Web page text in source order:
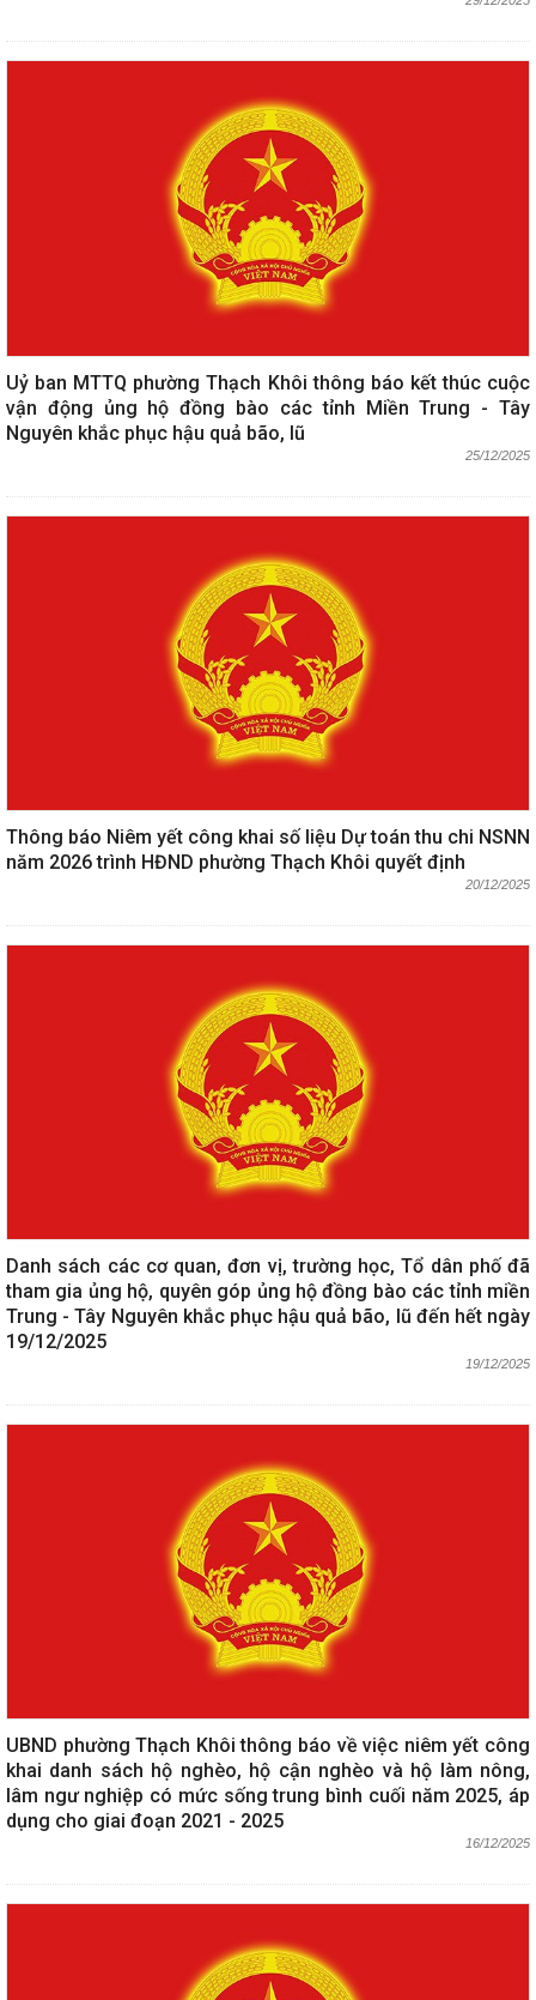
Uỷ ban MTTQ phường Thạch Khôi thông báo kết thúc cuộc
vận động ủng hộ đồng bào các tỉnh Miền Trung - Tây
Nguyên khắc phục hậu quả bão, lũ
25/12/2025
Thông báo Niêm yết công khai số liệu Dự toán thu chi NSNN
năm 2026 trình HĐND phường Thạch Khôi quyết định
20/12/2025
Danh sách các cơ quan, đơn vị, trường học, Tổ dân phố đã
tham gia ủng hộ, quyên góp ủng hộ đồng bào các tỉnh miền
Trung - Tây Nguyên khắc phục hậu quả bão, lũ đến hết ngày
19/12/2025
19/12/2025
UBND phường Thạch Khôi thông báo về việc niêm yết công
khai danh sách hộ nghèo, hộ cận nghèo và hộ làm nông,
lâm ngư nghiệp có mức sống trung bình cuối năm 2025, áp
dụng cho giai đoạn 2021 - 2025
16/12/2025